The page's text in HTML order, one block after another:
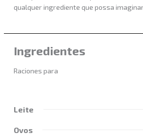
qualquer ingrediente que possa
Ingredientes
Raciones para
Leite
Ovos